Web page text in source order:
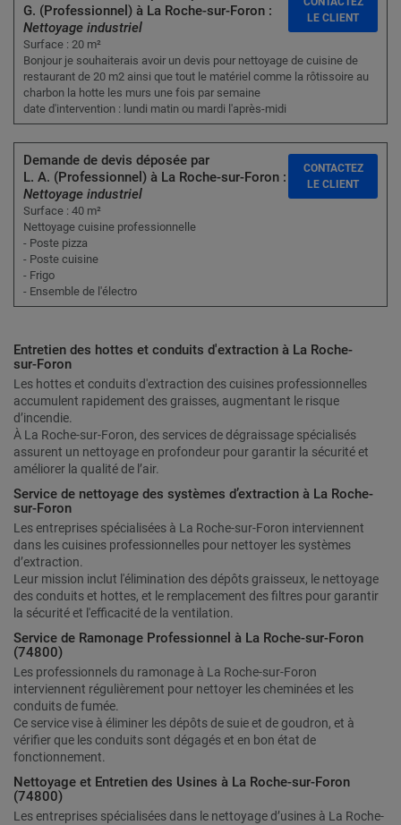
G. (Professionnel) à La Roche-sur-Foron :
Nettoyage industriel
Surface : 20 m²
Bonjour je souhaiterais avoir un devis pour nettoyage de cuisine de
restaurant de 20 m2 ainsi que tout le matériel comme la rôtissoire au
charbon la hotte les murs une fois par semaine
date d'intervention : lundi matin ou mardi l'après-midi
LE CLIENT
Demande de devis déposée par
L. A. (Professionnel) à La Roche-sur-Foron :
Nettoyage industriel
Surface : 40 m²
Nettoyage cuisine professionnelle
- Poste pizza
- Poste cuisine
- Frigo
- Ensemble de l'électro
CONTACTEZ
LE CLIENT
Entretien des hottes et conduits d'extraction à La Roche-
sur-Foron
Les hottes et conduits d'extraction des cuisines professionnelles
accumulent rapidement des graisses, augmentant le risque
d’incendie.
À La Roche-sur-Foron, des services de dégraissage spécialisés
assurent un nettoyage en profondeur pour garantir la sécurité et
améliorer la qualité de l’air.
Service de nettoyage des systèmes d’extraction à La Roche-
sur-Foron
Les entreprises spécialisées à La Roche-sur-Foron interviennent
dans les cuisines professionnelles pour nettoyer les systèmes
d’extraction.
Leur mission inclut l'élimination des dépôts graisseux, le nettoyage
des conduits et hottes, et le remplacement des filtres pour garantir
la sécurité et l'efficacité de la ventilation.
Service de Ramonage Professionnel à La Roche-sur-Foron
(74800)
Les professionnels du ramonage à La Roche-sur-Foron
interviennent régulièrement pour nettoyer les cheminées et les
conduits de fumée.
Ce service vise à éliminer les dépôts de suie et de goudron, et à
vérifier que les conduits sont dégagés et en bon état de
fonctionnement.
Nettoyage et Entretien des Usines à La Roche-sur-Foron
(74800)
Les entreprises spécialisées dans le nettoyage d’usines à La Roche-